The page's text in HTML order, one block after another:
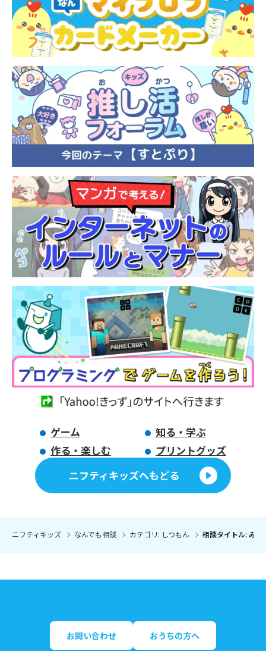
ゲーム
知る・学ぶ
作る・楽しむ
プリントグッズ
ニフティキッズへもどる
ニフティキッズ なんでも相談 カテゴリ: しつもん 相談タイトル: み
お問い合わせ おうちの方へ